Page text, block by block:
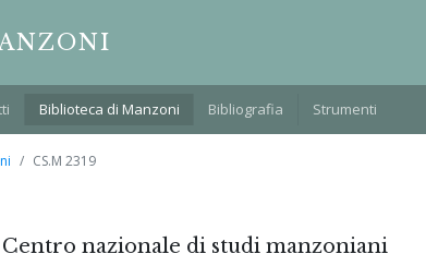
Biblioteca di Manzoni Bibliografia Strumenti
CS.M 2319
nazionale di studi manzoniani